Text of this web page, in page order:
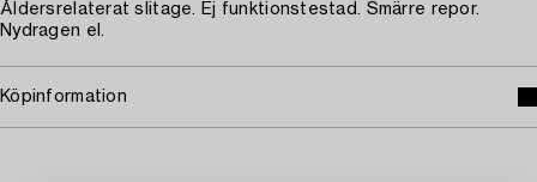
Åldersrelaterat slitage. Ej funktionstestad. Smärre repor.
Nydragen el.
Köpinformation